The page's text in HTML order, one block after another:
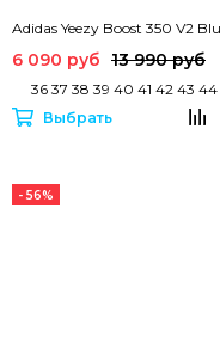
Adidas Yeezy Boost 350 V2
6 090 руб 13 990 руб
36 37 38 39 40 41 42 43 44
Выбрать
- 56%